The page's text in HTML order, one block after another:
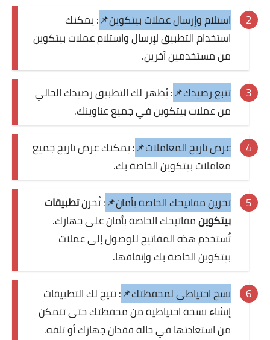
استلام وإرسال عملات بيتكوين📌: يمكنك
استخدام التطبيق لإرسال واستلام عملات بيتكوين
من مستخدمين آخرين.
تتبع رصيدك📌: يُظهر لك التطبيق رصيدك الحالي
من عملات بيتكوين في جميع عناوينك.
عرض تاريخ المعاملات📌: يمكنك عرض تاريخ جميع
معاملات بيتكوين الخاصة بك.
تخزين مفاتيحك الخاصة بأمان📌: تُخزنتطبيقات
بيتكوينمفاتيحك الخاصة بأمان على جهازك.
تُستخدم هذه المفاتيح للوصول إلى عملات
بيتكوين الخاصة بك وإنفاقها.
نسخ احتياطي لمحفظتك📌: تتيح لك التطبيقات
إنشاء نسخة احتياطية من محفظتك حتى تتمكن
من استعادتها في حالة فقدان جهازك أو تلفه.